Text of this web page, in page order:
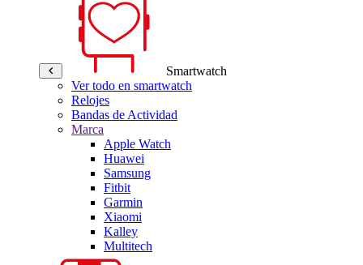
Smartwatch
Ver todo en smartwatch
Relojes
Bandas de Actividad
Marca
Apple Watch
Huawei
Samsung
Fitbit
Garmin
Xiaomi
Kalley
Multitech